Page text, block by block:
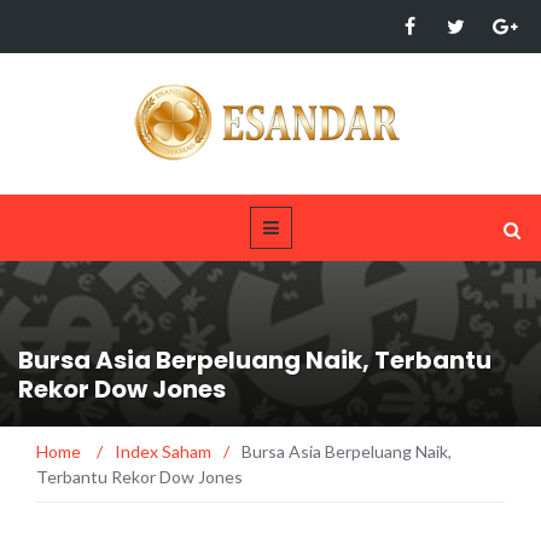
Bursa Asia Berpeluang Naik, Terbantu
Rekor Dow Jones
Home / Index Saham / Bursa Asia Berpeluang Naik,
Terbantu Rekor Dow Jones